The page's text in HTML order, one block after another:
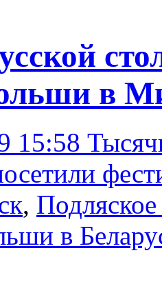
в
15:58
, Подляское
в